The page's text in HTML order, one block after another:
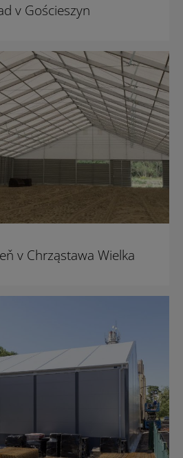
v Gościeszyn
v Chrząstawa Wielka